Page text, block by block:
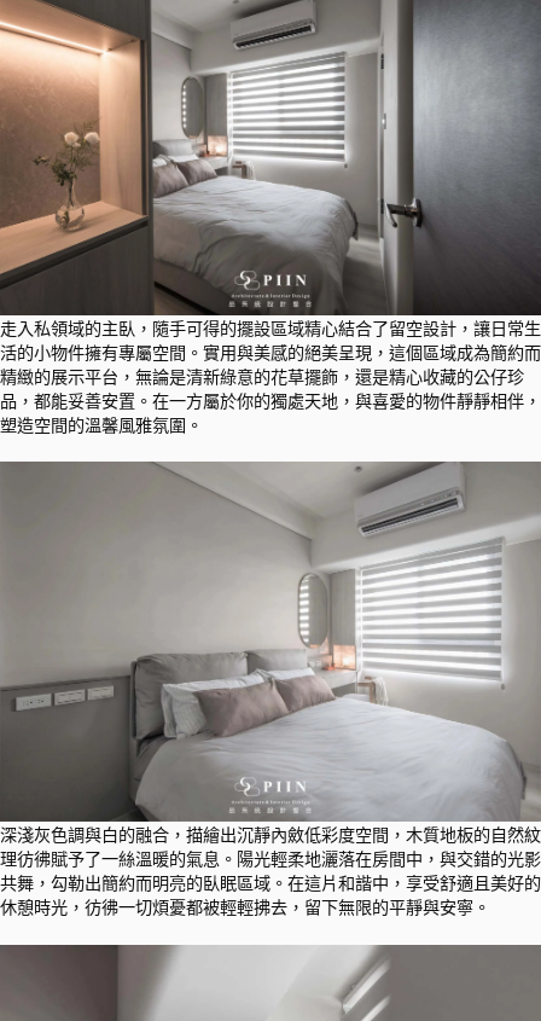
走入私領域的主臥，隨手可得的擺設區域精心結合了留空設計，讓日常生
活的小物件擁有專屬空間。實用與美感的絕美呈現，這個區域成為簡約而
精緻的展示平台，無論是清新綠意的花草擺飾，還是精心收藏的公仔珍
品，都能妥善安置。在一方屬於你的獨處天地，與喜愛的物件靜靜相伴，
塑造空間的溫馨風雅氛圍。
深淺灰色調與白的融合，描繪出沉靜內斂低彩度空間，木質地板的自然紋
理彷彿賦予了一絲溫暖的氣息。陽光輕柔地灑落在房間中，與交錯的光影
共舞，勾勒出簡約而明亮的臥眠區域。在這片和諧中，享受舒適且美好的
休憩時光，彷彿一切煩憂都被輕輕拂去，留下無限的平靜與安寧。